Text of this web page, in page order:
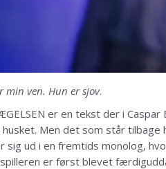
min ven. Hun er sjov.
er en tekst der i
husket. Men det som står
sig ud i en fremtids monolog,
er først blevet